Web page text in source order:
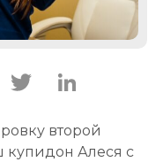
Facebook
Twitter
второй
купидон Алеся с